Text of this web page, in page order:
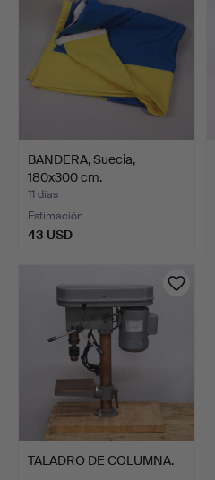
BANDERA, Suecia,
180x300 cm.
11 días
Estimación
43 USD
TALADRO DE COLUMNA.